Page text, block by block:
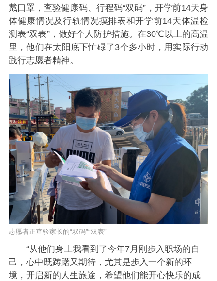
戴口罩，查验健康码、行程码“双码”，开学前14天身
体健康情况及行轨情况摸排表和开学前14天体温检
测表“双表”，做好个人防护措施。在30℃以上的高温
里，他们在太阳底下忙碌了3个多小时，用实际行动
践行志愿者精神。
志愿者正查验家长的“双码”“双表”
“从他们身上我看到了今年7月刚步入职场的自
己，心中既踌躇又期待，尤其是步入一个新的环
境，开启新的人生旅途，希望他们能开心快乐的成